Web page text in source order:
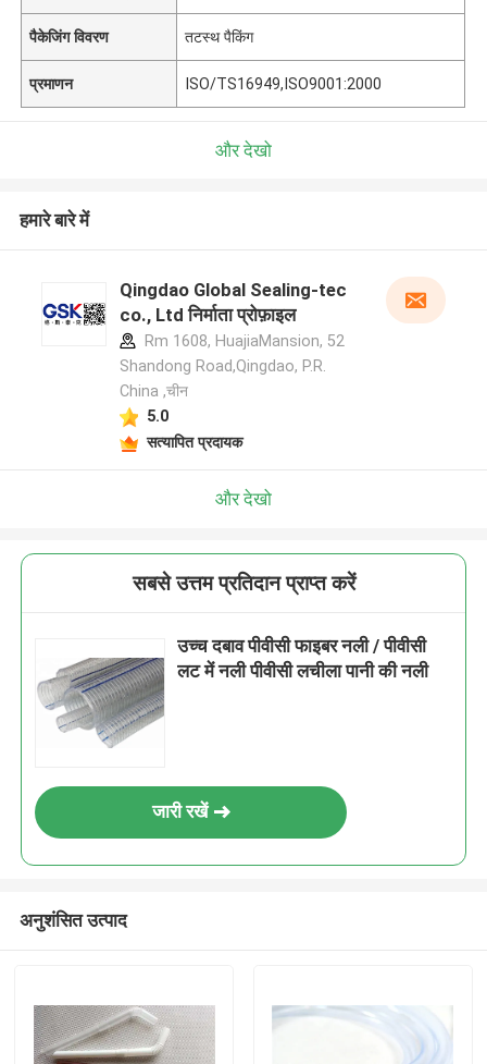
पैकेजिंग विवरण तटस्थ पैकिंग
प्रमाणन ISO/TS16949,ISO9001:2000
और देखो
हमारे बारे में
Qingdao Global Sealing-tec
co., Ltd निर्माता प्रोफ़ाइल
Rm 1608, HuajiaMansion, 52
Shandong Road,Qingdao, P.R.
China ,चीन
5.0
सत्यापित प्रदायक
और देखो
सबसे उत्तम प्रतिदान प्राप्त करें
उच्च दबाव पीवीसी फाइबर नली / पीवीसी
लट में नली पीवीसी लचीला पानी की नली
जारी रखें
अनुशंसित उत्पाद